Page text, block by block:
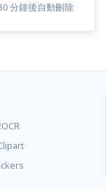
分鐘後自動刪除